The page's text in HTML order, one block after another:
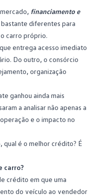
financiamento e
diferentes para
carro próprio.
entrega acesso imediato
Do outro, o consórcio
organização
ganhou ainda mais
a analisar não apenas a
e o impacto no
qual é o melhor crédito? É
carro?
crédito em que uma
do veículo ao vendedor